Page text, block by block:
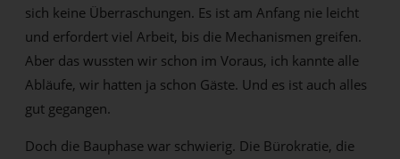
sich keine Überraschungen. Es ist am Anfang nie leicht
und erfordert viel Arbeit, bis die Mechanismen greifen.
Aber das wussten wir schon im Voraus, ich kannte alle
Abläufe, wir hatten ja schon Gäste. Und es ist auch alles
gut gegangen.
Doch die Bauphase war schwierig. Die Bürokratie, die